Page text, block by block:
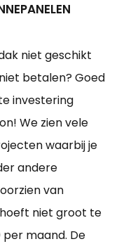
niet geschikt
betalen? Goed
investering
We zien vele
waarbij je
andere
van
niet groot te
maand. De